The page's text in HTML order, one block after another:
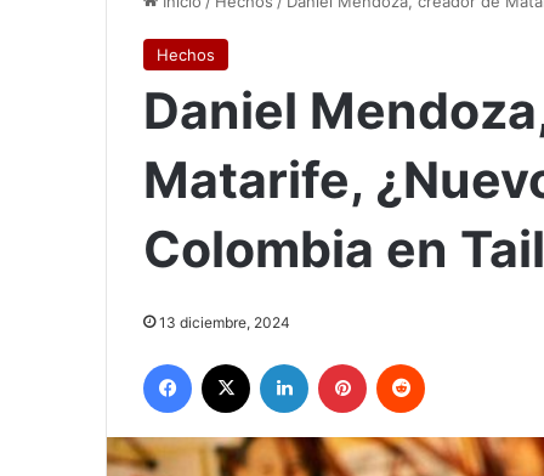
Hechos
Daniel
Matarife,
Colombia en
13 diciembre, 2024
Facebook LinkedIn Pinterest